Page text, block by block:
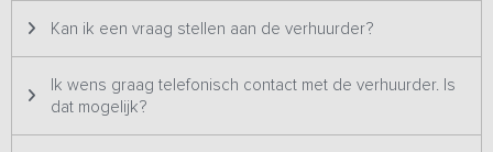
Kan ik een vraag stellen aan de verhuurder?
Ik wens graag telefonisch contact met de verhuurder. Is
dat mogelijk?